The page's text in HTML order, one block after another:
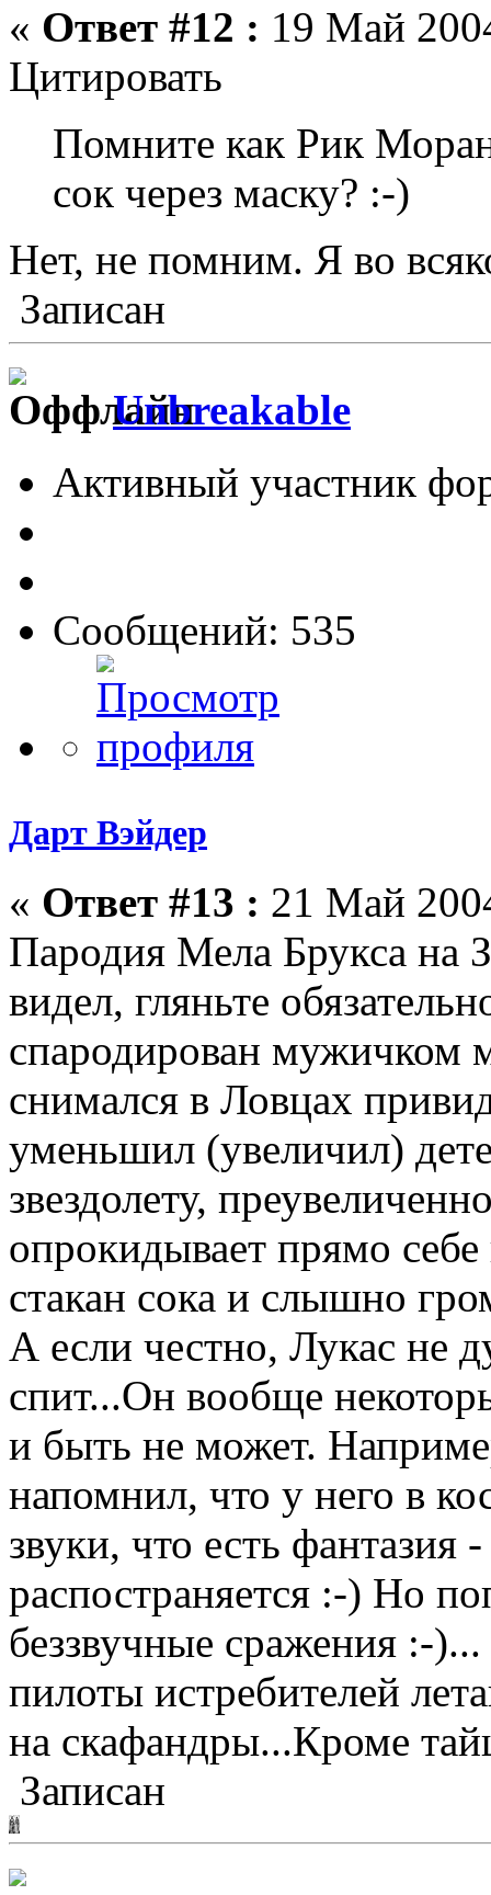
« Ответ #12 : 19 Май
Цитировать
Помните как Рик
сок через маску? :-)
Нет, не помним. Я во
Записан
Unbreakable
Активный участник
Сообщений: 535
Дарт Вэйдер
« Ответ #13 : 21 Май
Пародия Мела Брукса на
видел, гляньте
спародирован мужичком
снимался в Ловцах
уменьшил (увеличил)
звездолету,
опрокидывает прямо
стакан сока и слышно
А если честно, Лукас не
спит...Он вообще
и быть не может.
напомнил, что у него в
звуки, что есть фантазия
распостраняется :-) Но
беззвучные сражения :-
пилоты истребителей
на скафандры...Кроме
Записан